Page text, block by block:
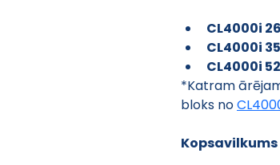
CL4000i
CL4000i 35
CL4000i 52
*Katram
bloks no
Kopsavilkums